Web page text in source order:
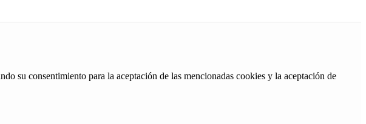
su consentimiento para la aceptación de las mencionadas cookies y la aceptación de